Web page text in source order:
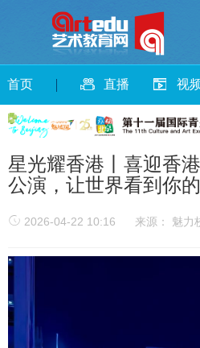
首页 直播 视
星光耀香港丨喜迎香
公演，让世界看到你
2026-04-22 10:16 来源： 魅力